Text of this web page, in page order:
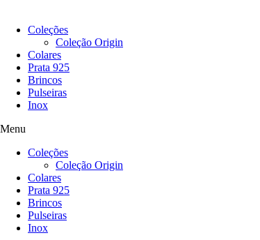
Coleções
Coleção Origin
Colares
Prata 925
Brincos
Pulseiras
Inox
Menu
Coleções
Coleção Origin
Colares
Prata 925
Brincos
Pulseiras
Inox